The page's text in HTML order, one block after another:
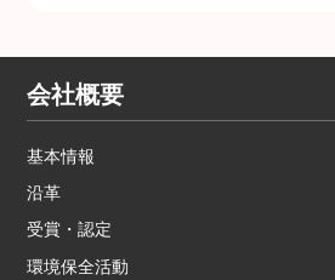
会社概要
基本情報
沿革
受賞・認定
環境保全活動